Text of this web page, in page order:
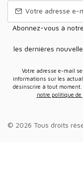
Abonnez-vous à notre Newsletter pour recevoir nos nouvelles
les dernières
Votre adresse e-mail sera uniquement utilisée pour vous envoyer des
informations sur les
désinscrire à tout
notre politique
© 2026 Tous droits